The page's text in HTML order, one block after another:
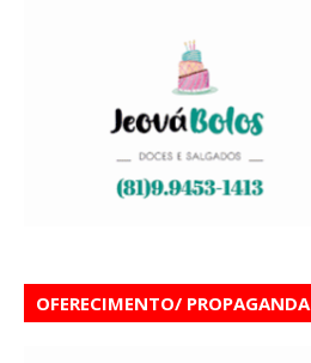
OFERECIMENTO/ PROPAGANDA